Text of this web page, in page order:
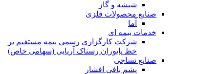
شیشه و گاز
صنایع محصولات فلزی
آما
خدمات بیمه ای
شرکت کارگزاری رسمی بیمه مستقیم بر
خط پایوران رستاک آریایی (سهامی خاص)
صنایع نساجی
پشم بافی افشار